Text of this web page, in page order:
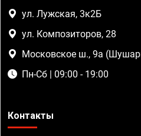
ул. Лужская, 3к2Б
ул. Композиторов, 28
Московское ш., 9а
Пн-Сб | 09:00 - 19:00
Контакты